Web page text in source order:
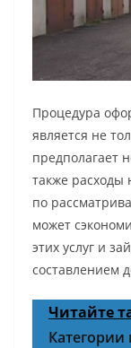
Процедура
является не
предполагает
также расходы
по
может
этих услуг и
составлением
Читайте
Категории